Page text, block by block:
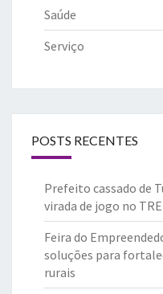
Saúde
Serviço
POSTS RECENTES
Prefeito cassado de
virada de jogo no
Feira do
soluções para
rurais